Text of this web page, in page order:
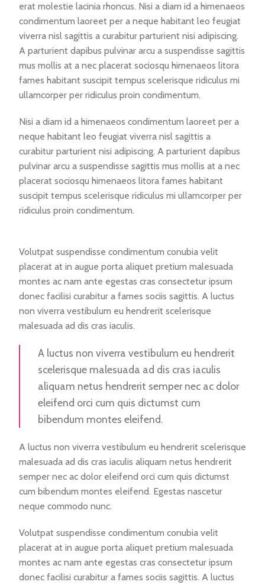
erat molestie lacinia rhoncus. Nisi a diam id a himenaeos
condimentum laoreet per a neque habitant leo feugiat
viverra nisl sagittis a curabitur parturient nisi adipiscing.
A parturient dapibus pulvinar arcu a suspendisse sagittis
mus mollis at a nec placerat sociosqu himenaeos litora
fames habitant suscipit tempus scelerisque ridiculus mi
ullamcorper per ridiculus proin condimentum.
Nisi a diam id a himenaeos condimentum laoreet per a
neque habitant leo feugiat viverra nisl sagittis a
curabitur parturient nisi adipiscing. A parturient dapibus
pulvinar arcu a suspendisse sagittis mus mollis at a nec
placerat sociosqu himenaeos litora fames habitant
suscipit tempus scelerisque ridiculus mi ullamcorper per
ridiculus proin condimentum.
Volutpat suspendisse condimentum conubia velit
placerat at in augue porta aliquet pretium malesuada
montes ac nam ante egestas cras consectetur ipsum
donec facilisi curabitur a fames sociis sagittis. A luctus
non viverra vestibulum eu hendrerit scelerisque
malesuada ad dis cras iaculis.
A luctus non viverra vestibulum eu hendrerit
scelerisque malesuada ad dis cras iaculis
aliquam netus hendrerit semper nec ac dolor
eleifend orci cum quis dictumst cum
bibendum montes eleifend.
A luctus non viverra vestibulum eu hendrerit scelerisque
malesuada ad dis cras iaculis aliquam netus hendrerit
semper nec ac dolor eleifend orci cum quis dictumst
cum bibendum montes eleifend. Egestas nascetur
neque commodo nunc.
Volutpat suspendisse condimentum conubia velit
placerat at in augue porta aliquet pretium malesuada
montes ac nam ante egestas cras consectetur ipsum
donec facilisi curabitur a fames sociis sagittis. A luctus